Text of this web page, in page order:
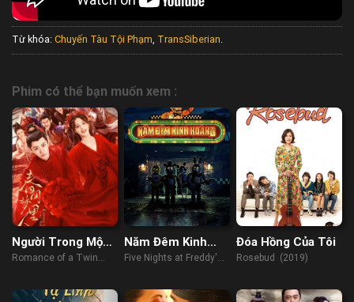
Từ khóa: Chuyến Tàu Tội Phạm, TransSiberian.
Phim có thể bạn muốn xem :
Người Trong Mộng
Xuân Khuê
Romance of a Twin
Năm Đêm Kinh
Hoàng
Five Nights at Freddy's
Đóa Hồng Của Tôi
Rosebud (2019)